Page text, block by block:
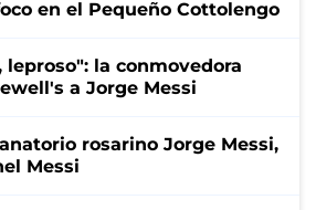
en el Pequeño Cottolengo
la conmovedora
a Jorge Messi
rosarino Jorge Messi,
Messi